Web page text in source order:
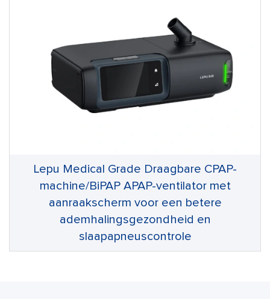
Lepu Medical Grade Draagbare CPAP-
machine/BiPAP APAP-ventilator met
aanraakscherm voor een betere
ademhalingsgezondheid en
slaapapneuscontrole